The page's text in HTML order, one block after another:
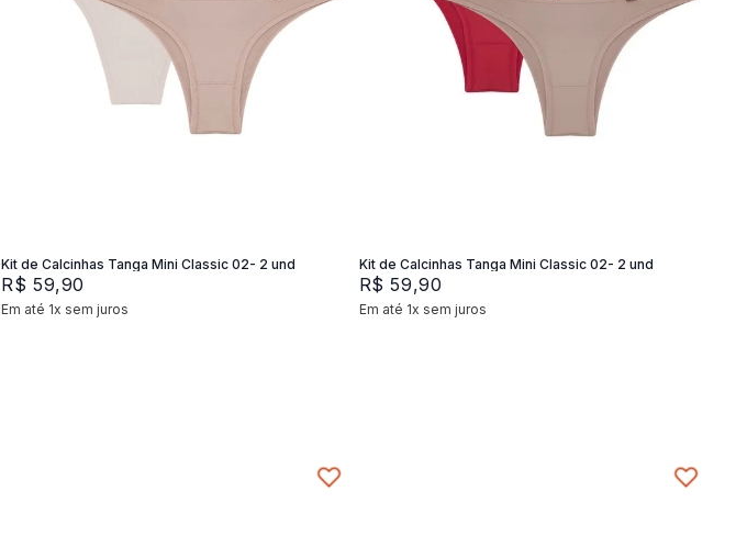
Kit de Calcinhas Tanga Mini Classic 02- 2 und
R$ 59,90
Em até 1x sem juros
Kit de Calcinhas Tanga Mini Classic 02- 2 und
R$ 59,90
Em até 1x sem juros